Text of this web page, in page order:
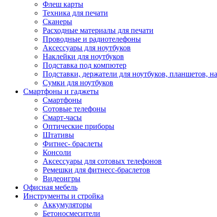
Флеш карты
Техника для печати
Сканеры
Расходные материалы для печати
Проводные и радиотелефоны
Аксессуары для ноутбуков
Наклейки для ноутбуков
Подставка под компютер
Подставки, держатели для ноутбуков, планшетов,
Сумки для ноутбуков
Смартфоны и гаджеты
Смартфоны
Сотовые телефоны
Смарт-часы
Оптические приборы
Штативы
Фитнес- браслеты
Консоли
Аксессуары для сотовых телефонов
Ремешки для фитнесс-браслетов
Видеоигры
Офисная мебель
Инструменты и стройка
Аккумуляторы
Бетоносмесители